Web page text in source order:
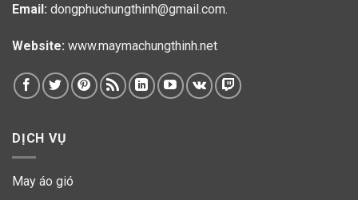
Email: dongphuchungthinh@gmail.com.
Website: www.maymachungthinh.net
DỊCH VỤ
May áo gió